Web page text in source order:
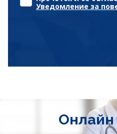
Уведомление за
Онлайн